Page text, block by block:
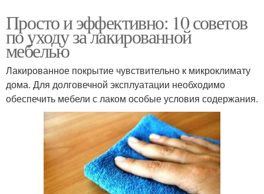
Просто и эффективно: 10 советов
по уходу за лакированной
мебелью
Лакированное покрытие чувствительно к микроклимату
дома. Для долговечной эксплуатации необходимо
обеспечить мебели с лаком особые условия содержания.